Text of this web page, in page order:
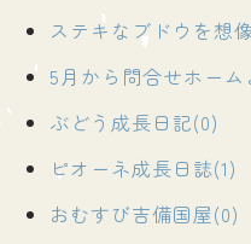
ステキなブドウを想
5月から問合せホー
ぶどう成長日記(0)
ピオーネ成長日誌(1)
おむすび吉備国屋(0)